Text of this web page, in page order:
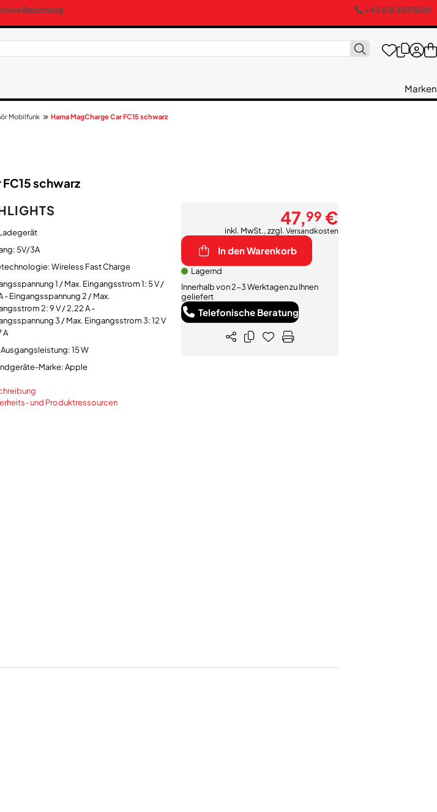
Bezahlung +43 676 3037600
Marken
Mobilfunk Hama MagCharge Car FC15 schwarz
schwarz
5V/3A
Wireless Fast Charge
1 / Max. Eingangsstrom 1: 5 V /
- Eingangsspannung 2 / Max.
2: 9 V / 2,22 A -
3 / Max. Eingangsstrom 3: 12 V
A
Ausgangsleistung: 15 W
Marke: Apple
und Produktressourcen
47,99 €
inkl. MwSt., zzgl. Versandkosten
In den Warenkorb
Lagernd
Innerhalb von 2-3 Werktagen zu Ihnen
geliefert
Telefonische Beratung